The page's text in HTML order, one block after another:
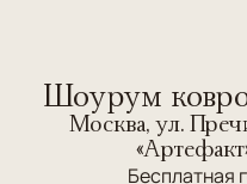
Шоурум
Москва, ул.
Бесплатная